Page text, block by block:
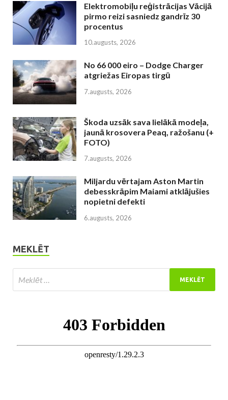
Elektromobiļu reģistrācijas Vācijā
pirmo reizi sasniedz gandrīz 30
procentus
10.augusts, 2026
No 66 000 eiro – Dodge Charger
atgriežas Eiropas tirgū
7.augusts, 2026
Škoda uzsāk sava lielākā modeļa,
jaunā krosovera Peaq, ražošanu (+
FOTO)
7.augusts, 2026
Miljardu vērtajam Aston Martin
debesskrāpim Maiami atklājušies
nopietni defekti
6.augusts, 2026
MEKLĒT